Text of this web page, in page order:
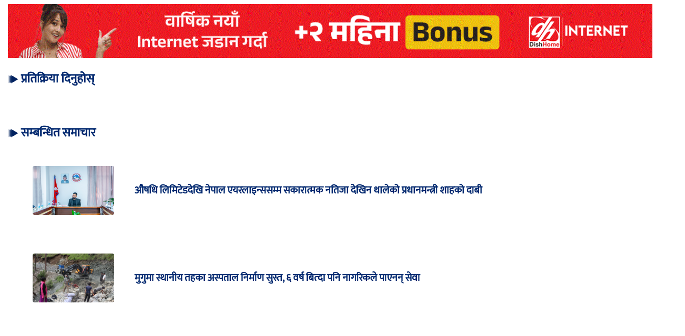
प्रतिक्रिया दिनुहोस्
सम्बन्धित समाचार
औषधि लिमिटेडदेखि नेपाल एयरलाइन्ससम्म सकारात्मक नतिजा देखिन थालेको प्रधानमन्त्री शाहको दाबी
मुगुमा स्थानीय तहका अस्पताल निर्माण सुस्त, ६ वर्ष बित्दा पनि नागरिकले पाएनन् सेवा